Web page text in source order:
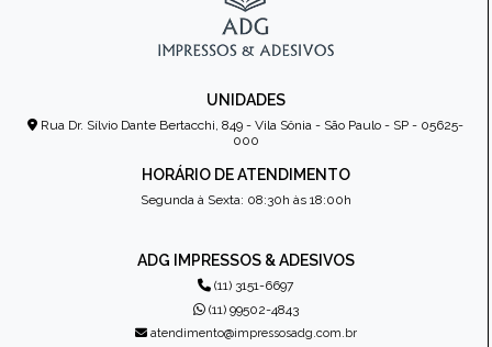
UNIDADES
Rua Dr. Sílvio Dante Bertacchi, 849 - Vila Sônia - São Paulo - SP - 05625-
000
HORÁRIO DE ATENDIMENTO
Segunda à Sexta: 08:30h às 18:00h
ADG IMPRESSOS & ADESIVOS
(11) 3151-6697
(11) 99502-4843
atendimento@impressosadg.com.br